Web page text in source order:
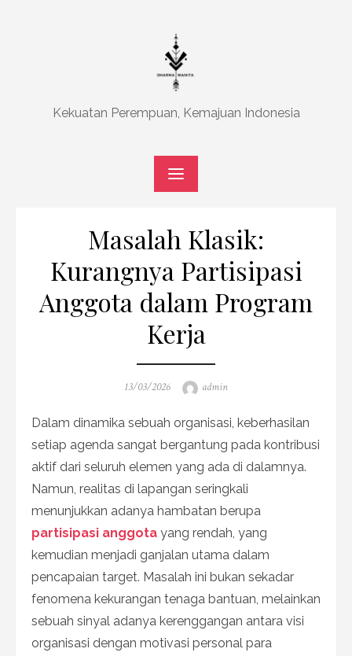
Kekuatan Perempuan, Kemajuan Indonesia
Masalah Klasik:
Kurangnya Partisipasi
Anggota dalam Program
Kerja
Posted
13/03/2026 Author
admin
Dalam dinamika sebuah organisasi, keberhasilan
setiap agenda sangat bergantung pada kontribusi
aktif dari seluruh elemen yang ada di dalamnya.
Namun, realitas di lapangan seringkali
menunjukkan adanya hambatan berupa
partisipasi anggota yang rendah, yang
kemudian menjadi ganjalan utama dalam
pencapaian target. Masalah ini bukan sekadar
fenomena kekurangan tenaga bantuan, melainkan
sebuah sinyal adanya kerenggangan antara visi
organisasi dengan motivasi personal para